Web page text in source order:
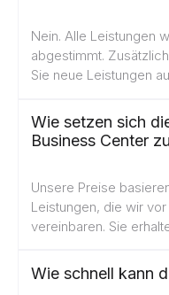
Nein. Alle Leistungen
abgestimmt.
Sie neue Leistungen
Wie setzen sich
Business Center
Unsere Preise
Leistungen, die wir
vereinbaren. Sie
Wie schnell kann